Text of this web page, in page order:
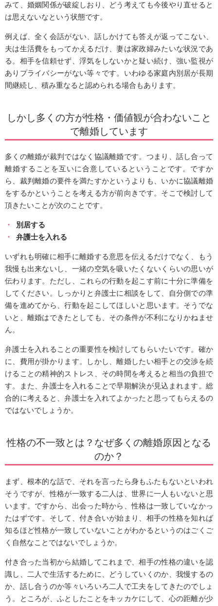
みて、婚姻関係が破綻しおり、どう考えても今後やり直せると
は思えないなという状態です。
例えば、全く会話がない、話しかけても答えが返ってこない、
夫は生活費をもってかえるだけ、妻は家政婦みたいな状況であ
る。相手を信頼せず、浮気をしないかと疑い続け、強い監視が
ありプライバシーがない等々です。いわゆる家庭内別居が長期
間継続し、積み重なると認められる場合もあります。
しかし多くの方が性格・価値観が合わないこと
で離婚しています
多くの離婚が裁判ではなく協議離婚です。つまり、話し合って
離婚することを互いに合意しているということです。ですか
ら、裁判離婚の要件を満たすかというよりも、いかに協議離婚
をするかということを考える方が前向きです。そこで検討して
頂きたいことが次のことです。
別居する
弁護士を入れる
いずれも明確に相手に離婚する意思を伝えるだけでなく、もう
我慢も出来ないし、一緒の空気を吸いたくないくらいの思いが
伝わります。ただし、これらの行動を起こす前に十分に準備を
してください。しっかりと弁護士に相談をして、自分側での準
備を進めてから、行動を起こしてほしいと思います。そうでな
いと、離婚はできたとしても、その条件が不利になりかねませ
ん。
弁護士を入れることの重要性を検討してもらいたいです。確か
に、費用が掛かります。しかし、離婚したい相手との交渉を続
けることの精神的ストレス、その時間を考えると相当の負担で
す。また、弁護士を入れることで早期解決が見込まれます。総
合的に考えると、弁護士を入れてよかったと思ってもらえるの
ではないでしょうか。
性格の不一致とは？なぜ多くの離婚原因となる
のか？
まず、根本的な話で、それを言ったら身もふたもないといわれ
そうですが、性格が一致する二人は、世界に一人もいないと思
います。ですから、出会った時から、性格は一致していなかっ
たはずです。そして、付き合いが始まり、相手の性格を知れば
知るほど性格が一致していないことがわかるというのはごくご
く自然なことではないでしょうか。
付き合った当初から結婚してこれまで、相手の性格の違いを認
識し、二人で生活するために、どうしていくのか、我慢するの
か、話し合うのか等々いろいろ二人で工夫をしてきたのでしょ
う。ところが、ふとしたことをキッカケにして、心の距離が少